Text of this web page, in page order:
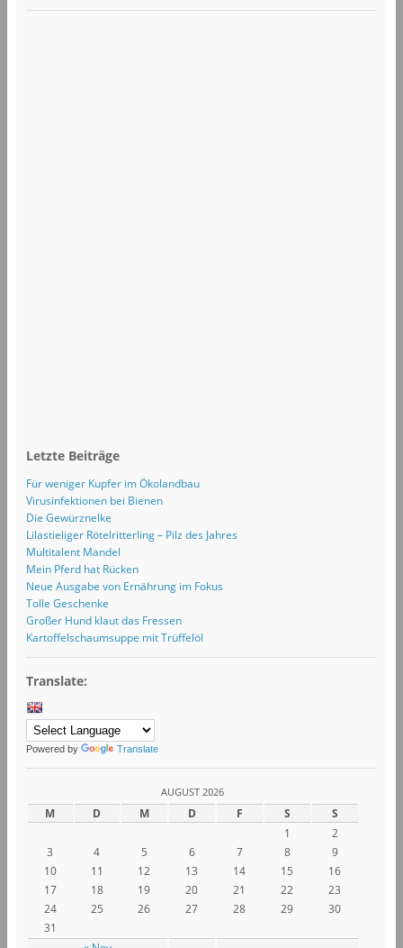
Letzte Beiträge
Für weniger Kupfer im Ökolandbau
Virusinfektionen bei Bienen
Die Gewürznelke
Lilastieliger Rötelritterling – Pilz des Jahres
Multitalent Mandel
Mein Pferd hat Rücken
Neue Ausgabe von Ernährung im Fokus
Tolle Geschenke
Großer Hund klaut das Fressen
Kartoffelschaumsuppe mit Trüffelöl
Translate:
Powered by Translate
AUGUST 2026
M D M D F S S
1
2
3
4 5 6 7 8
9
10
11 12 13 14 15
16
17
18 19 20 21 22
23
24
25 26 27 28 29
30
31